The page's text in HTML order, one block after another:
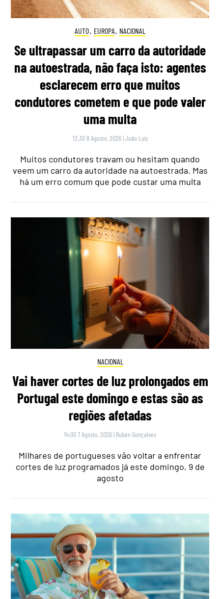
AUTO, EUROPA, NACIONAL
Se ultrapassar um carro da autoridade
na autoestrada, não faça isto: agentes
esclarecem erro que muitos
condutores cometem e que pode valer
uma multa
12:30 8 Agosto, 2026 |João Luís
Muitos condutores travam ou hesitam quando
veem um carro da autoridade na autoestrada. Mas
há um erro comum que pode custar uma multa
NACIONAL
Vai haver cortes de luz prolongados em
Portugal este domingo e estas são as
regiões afetadas
14:00 7 Agosto, 2026 | Rubén Gonçalves
Milhares de portugueses vão voltar a enfrentar
cortes de luz programados já este domingo, 9 de
agosto